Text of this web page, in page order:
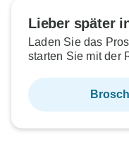
Lieber später
Laden Sie das
starten Sie mit der